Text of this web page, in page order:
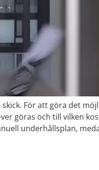
För att göra det
göras och till vilken
underhållsplan,